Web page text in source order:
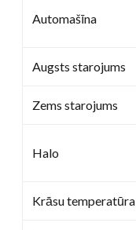
Automašīna
Augsts starojums
Zems starojums
Halo
Krāsu temperatūra